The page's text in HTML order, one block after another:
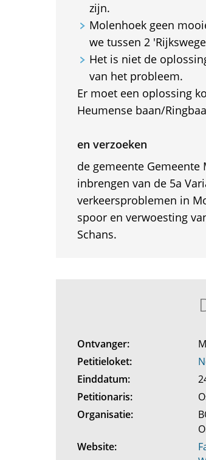
zijn.
Molenhoek geen
we tussen 2
Het is niet de
van het probleem.
Er moet een oplossing
Heumense baan/
en verzoeken
de gemeente
inbrengen van de 5a
verkeersproblemen in
spoor en verwoesting
Schans.
Ontvanger:
Petitieloket:
Einddatum:
Petitionaris:
Organisatie:
Website: